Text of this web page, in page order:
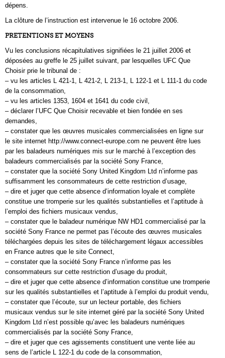
dépens.
La clôture de l’instruction est intervenue le 16 octobre 2006.
PRETENTIONS ET MOYENS
Vu les conclusions récapitulatives signifiées le 21 juillet 2006 et
déposées au greffe le 25 juillet suivant, par lesquelles UFC Que
Choisir prie le tribunal de :
– vu les articles L 421-1, L 421-2, L 213-1, L 122-1 et L 111-1 du code
de la consommation,
– vu les articles 1353, 1604 et 1641 du code civil,
– déclarer l’UFC Que Choisir recevable et bien fondée en ses
demandes,
– constater que les œuvres musicales commercialisées en ligne sur
le site internet http://www.connect-europe.com ne peuvent être lues
par les baladeurs numériques mis sur le marché à l’exception des
baladeurs commercialisés par la société Sony France,
– constater que la société Sony United Kingdom Ltd n’informe pas
suffisamment les consommateurs de cette restriction d’usage,
– dire et juger que cette absence d’information loyale et complète
constitue une tromperie sur les qualités substantielles et l’aptitude à
l’emploi des fichiers musicaux vendus,
– constater que le baladeur numérique NW HD1 commercialisé par la
société Sony France ne permet pas l’écoute des œuvres musicales
téléchargées depuis les sites de téléchargement légaux accessibles
en France autres que le site Connect,
– constater que la société Sony France n’informe pas les
consommateurs sur cette restriction d’usage du produit,
– dire et juger que cette absence d’information constitue une tromperie
sur les qualités substantielles et l’aptitude à l’emploi du produit vendu,
– constater que l’écoute, sur un lecteur portable, des fichiers
musicaux vendus sur le site internet géré par la société Sony United
Kingdom Ltd n’est possible qu’avec les baladeurs numériques
commercialisés par la société Sony France,
– dire et juger que ces agissements constituent une vente liée au
sens de l’article L 122-1 du code de la consommation,